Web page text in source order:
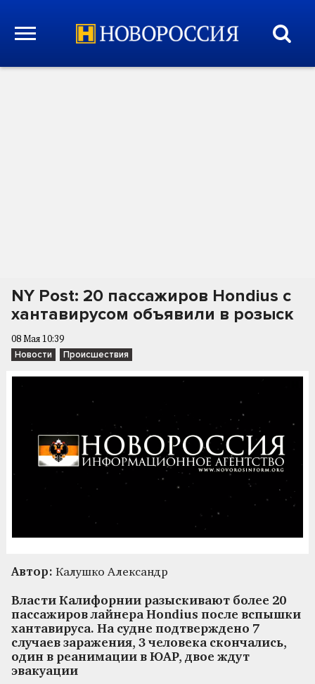
NY Post: 20 пассажиров Hondius с
хантавирусом объявили в розыск
08 Мая 10:39
Новости Происшествия
Автор: Калушко Александр
Власти Калифорнии разыскивают более 20
пассажиров лайнера Hondius после вспышки
хантавируса. На судне подтверждено 7
случаев заражения, 3 человека скончались,
один в реанимации в ЮАР, двое ждут
эвакуации